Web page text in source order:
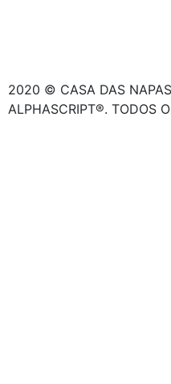
2020 © CASA DAS
ALPHASCRIPT®. TODOS